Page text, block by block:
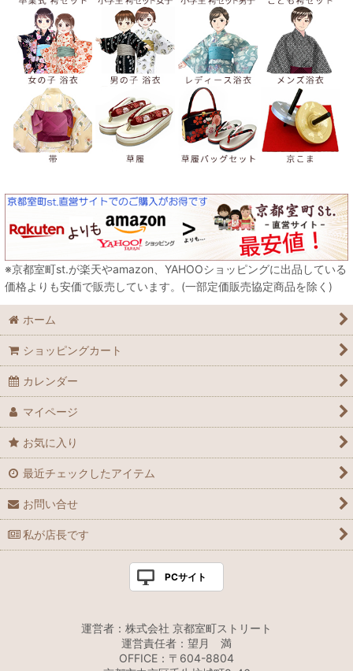
※京都室町st.が楽天やamazon、YAHOOショッピングに出品している
価格よりも安価で販売しています。(一部定価販売協定商品を除く)
ホーム
ショッピングカート
カレンダー
マイページ
お気に入り
最近チェックしたアイテム
お問い合せ
私が店長です
PCサイト
運営者：株式会社 京都室町ストリート
運営責任者：望月 満
OFFICE：〒604-8804